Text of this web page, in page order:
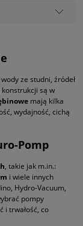
ze studni, źródeł
są w
mają kilka
wydajność, cichą
Pomp
, takie jak m.in.:
i wiele innych
Hydro-Vacuum,
pompy
i trwałość, co